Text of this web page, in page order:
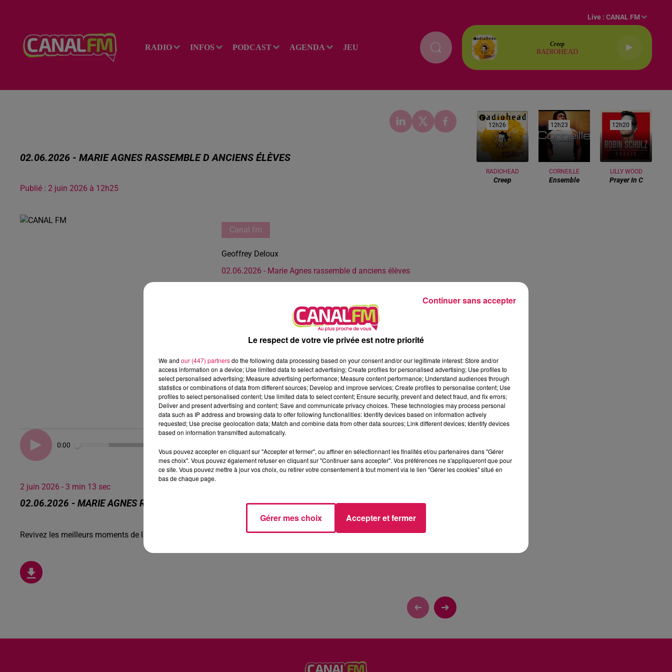
RADIO INFOS PODCAST AGENDA JEU
Live :CANAL FM
Creep
RADIOHEAD
02.06.2026 - MARIE AGNES RASSEMBLE D ANCIENS ÉLÈVES
Publié : 2 juin 2026 à 12h25
Canal fm
Geoffrey Deloux
02.06.2026 - Marie Agnes rassemble d anciens élèves
0:00
2 juin 2026 - 3 min 13 sec
02.06.2026 - MARIE AGNES RASSEMBLE D ANCIENS ÉLÈVES
Revivez les meilleurs moments de la Ligne des Auditeurs
12h26
12h26
RADIOHEAD
Creep
12h23
12h23
CORNEILLE
Ensemble
12h20
12h20
LILLY WOOD
Prayer In C
Le respect de votre vie privée est notre priorité
We and our (447) partnersdo the following data processing based on your consent and/or our legitimate interest: Store and/or
access information on a device; Use limited data to select advertising; Create profiles for personalised advertising; Use profiles to
select personalised advertising; Measure advertising performance; Measure content performance; Understand audiences through
statistics or combinations of data from different sources; Develop and improve services; Create profiles to personalise content; Use
profiles to select personalised content; Use limited data to select content; Ensure security, prevent and detect fraud, and fix errors;
Deliver and present advertising and content; Save and communicate privacy choices. These technologies may process personal
data such as IP address and browsing data to offer following functionalities: Identify devices based on information actively
requested; Use precise geolocation data; Match and combine data from other data sources; Link different devices; Identify devices
based on information transmitted automatically.
Vous pouvez accepter en cliquant sur "Accepter et fermer", ou affiner en sélectionnant les finalités et/ou partenaires dans "Gérer
mes choix". Vous pouvez également refuser en cliquant sur "Continuer sans accepter". Vos préférences ne s'appliqueront que pour
ce site. Vous pouvez mettre à jour vos choix, ou retirer votre consentement à tout moment via le lien "Gérer les cookies" situé en
bas de chaque page.
Gérer mes choix Accepter et fermer
Continuer sans accepter